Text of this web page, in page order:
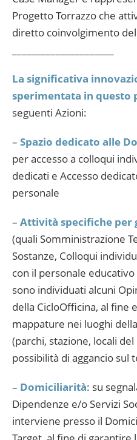
Progetto Torrazzo che
diretto coinvolgimento
La significativa
sperimentata in questo
seguenti Azioni:
– Spazio dedicato alle
per accesso a colloqui
dedicati e Accesso
personale
– Attività specifiche per
(quali Somministrazione
Sostanze, Colloqui
con il personale
sono individuati alcuni
della CicloOfficina, al fine
mappature nei luoghi
(parchi, stazione, locali
possibilità di aggancio sul
– Domiciliarità: su
Dipendenze e/o Servizi
interviene presso il